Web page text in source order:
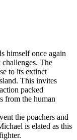
himself once again
The
to its extinct
This invites
packed
from the human
the poachers and
is elated as this